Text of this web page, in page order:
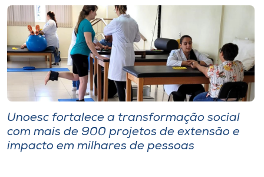
Unoesc fortalece a transformação social
com mais de 900 projetos de extensão e
impacto em milhares de pessoas